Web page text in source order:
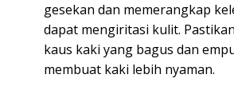
gesekan dan memerangkap
dapat mengiritasi kulit.
kaus kaki yang bagus dan
membuat kaki lebih nyaman.